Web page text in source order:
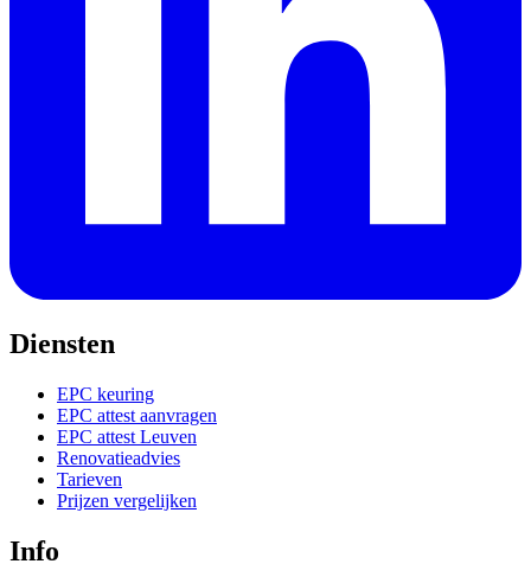
Diensten
EPC keuring
EPC attest aanvragen
EPC attest Leuven
Renovatieadvies
Tarieven
Prijzen vergelijken
Info